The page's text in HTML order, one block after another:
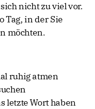
nicht zu viel vor.
Tag, in der Sie
möchten.
ruhig atmen
letzte Wort haben